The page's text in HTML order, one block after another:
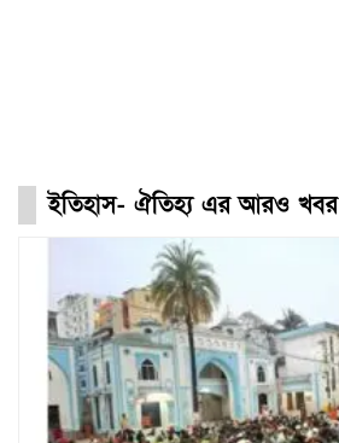
ইতিহাস- ঐতিহ্য এর আরও খবর